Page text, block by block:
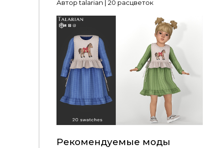
Автор talarian | 20 расцветок
Рекомендуемые моды